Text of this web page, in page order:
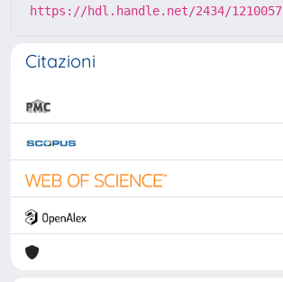
https://hdl.handle.net/2434/1210057
Citazioni